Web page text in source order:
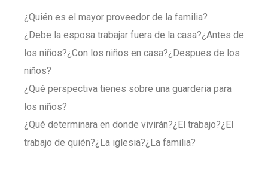
¿Quién es el mayor proveedor de la familia?
¿Debe la esposa trabajar fuera de la casa?¿Antes de
los niños?¿Con los niños en casa?¿Despues de los
niños?
¿Qué perspectiva tienes sobre una guarderia para
los niños?
¿Qué determinara en donde vivirán?¿El trabajo?¿El
trabajo de quién?¿La iglesia?¿La familia?